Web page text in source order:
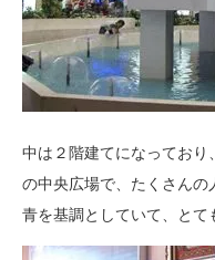
中は２階建てになってお
の中央広場で、たくさんの
青を基調としていて、とて